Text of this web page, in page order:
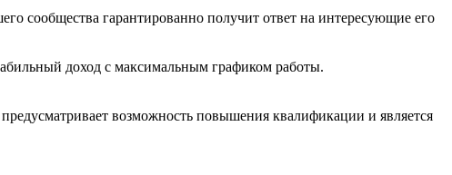
сообщества гарантированно получит ответ на интересующие его
доход с максимальным графиком работы.
возможность повышения квалификации и является